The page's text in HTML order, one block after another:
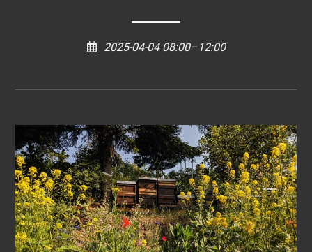
2025-04-04 08:00–12:00